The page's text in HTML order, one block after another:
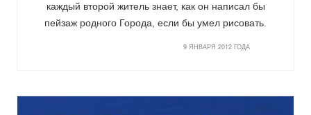
каждый второй житель знает, как он написал бы
пейзаж родного Города, если бы умел рисовать.
9 ЯНВАРЯ 2012 ГОДА